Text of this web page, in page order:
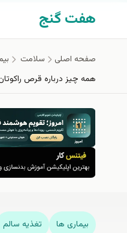
رفتن به محتوای اصلی
هفت گنج
صفحه اصلی سلامت
همه چیز درباره قرص
بیماری ها تغذيه سالم